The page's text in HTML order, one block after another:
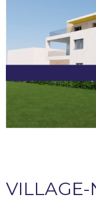
VILLAGE-